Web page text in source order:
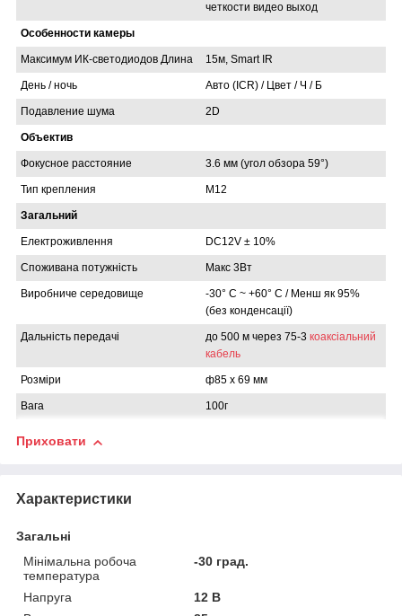
четкости видео выход
Особенности камеры
Максимум ИК-светодиодов Длина 15м, Smart IR
День / ночь Авто (ICR) / Цвет / Ч / Б
Подавление шума 2D
Объектив
Фокусное расстояние 3.6 мм (угол обзора 59°)
Тип крепления M12
Загальний
Електроживлення DC12V ± 10%
Споживана потужність Макс 3Вт
Виробниче середовище
-30° C ~ +60° C / Менш як 95%
(без конденсації)
Дальність передачі до 500 м через 75-3 коаксіальний
кабель
Розміри ф85 x 69 мм
Вага 100г
Приховати
Характеристики
Загальні
Мінімальна робоча
температура
-30 град.
Напруга
12 В